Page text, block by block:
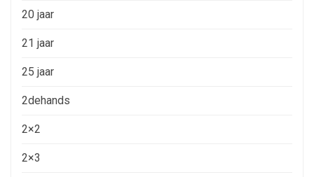
20 jaar
21 jaar
25 jaar
2dehands
2×2
2×3